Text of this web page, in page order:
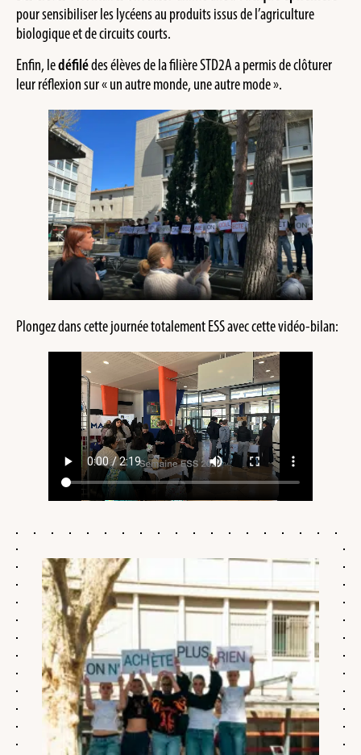
pour sensibiliser les lycéens au produits issus de l’agriculture
biologique et de circuits courts.
Enfin, ledéfilédes élèves de la filière STD2A a permis de clôturer
leur réflexion sur « un autre monde, une autre mode ».
Plongez dans cette journée totalement ESS avec cette vidéo-bilan: